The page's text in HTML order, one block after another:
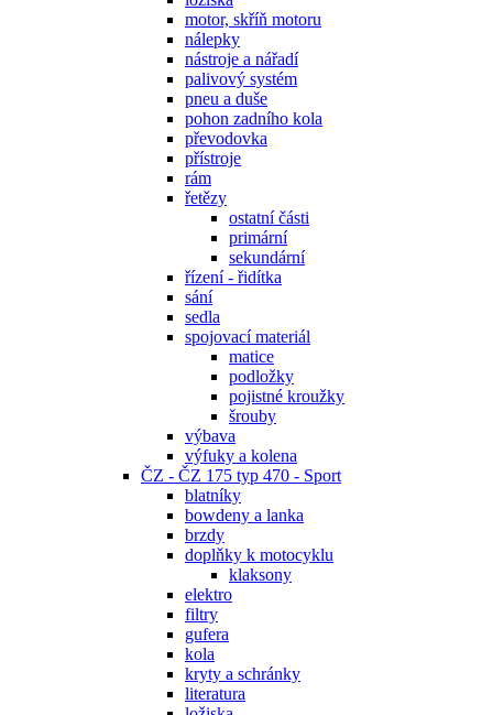
motor, skříň motoru
nálepky
nástroje a nářadí
palivový systém
pneu a duše
pohon zadního kola
převodovka
přístroje
rám
řetězy
ostatní části
primární
sekundární
řízení - řidítka
sání
sedla
spojovací materiál
matice
podložky
pojistné kroužky
šrouby
výbava
výfuky a kolena
ČZ - ČZ 175 typ 470 - Sport
blatníky
bowdeny a lanka
brzdy
doplňky k motocyklu
klaksony
elektro
filtry
gufera
kola
kryty a schránky
literatura